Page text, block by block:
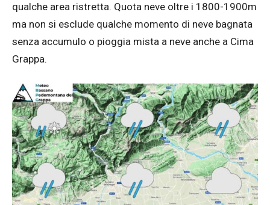
qualche area ristretta. Quota neve oltre i 1800-1900m
ma non si esclude qualche momento di neve bagnata
senza accumulo o pioggia mista a neve anche a Cima
Grappa.